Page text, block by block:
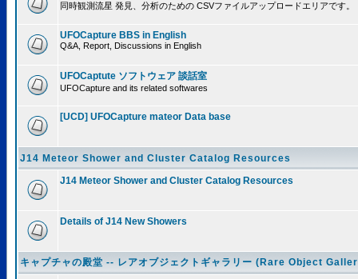
同時観測流星 発見、分析のための CSVファイルアップロードエリアです。
UFOCapture BBS in English
Q&A, Report, Discussions in English
UFOCaptute ソフトウェア 談話室
UFOCapture and its related softwares
[UCD] UFOCapture mateor Data base
J14 Meteor Shower and Cluster Catalog Resources
J14 Meteor Shower and Cluster Catalog Resources
Details of J14 New Showers
キャプチャの殿堂 -- レアオブジェクトギャラリー (Rare Object